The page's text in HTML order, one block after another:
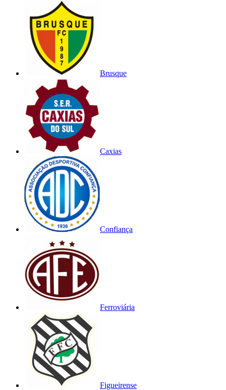
Brusque
Caxias
Confiança
Ferroviária
Figueirense